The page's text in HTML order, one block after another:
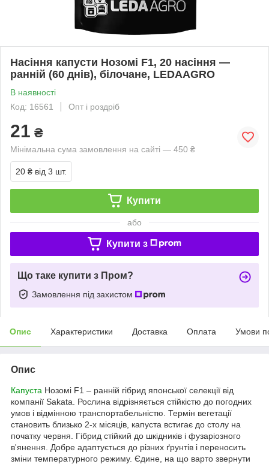
Насіння капусти Нозомі F1, 20 насіння —
ранній (60 днів), білочане, LEDAAGRO
В наявності
Код: 16561
Опт і роздріб
21 ₴
Мінімальна сума замовлення на сайті — 450 ₴
20 ₴ від 3 шт.
Купити
або
Купити з
Що таке купити з Пром?
Замовлення під захистом
Опис Характеристики Доставка Оплата Умови
Опис
Капуста Нозомі F1 – ранній гібрид японської селекції від
компанії Sakata. Рослина відрізняється стійкістю до погодних
умов і відмінною транспортабельністю. Термін вегетації
становить близько 2-х місяців, капуста встигає до столу на
початку червня. Гібрид стійкий до шкідників і фузаріозного
в'янення. Добре адаптується до різних ґрунтів і переносить
зміни температурного режиму. Єдине, на що варто звернути